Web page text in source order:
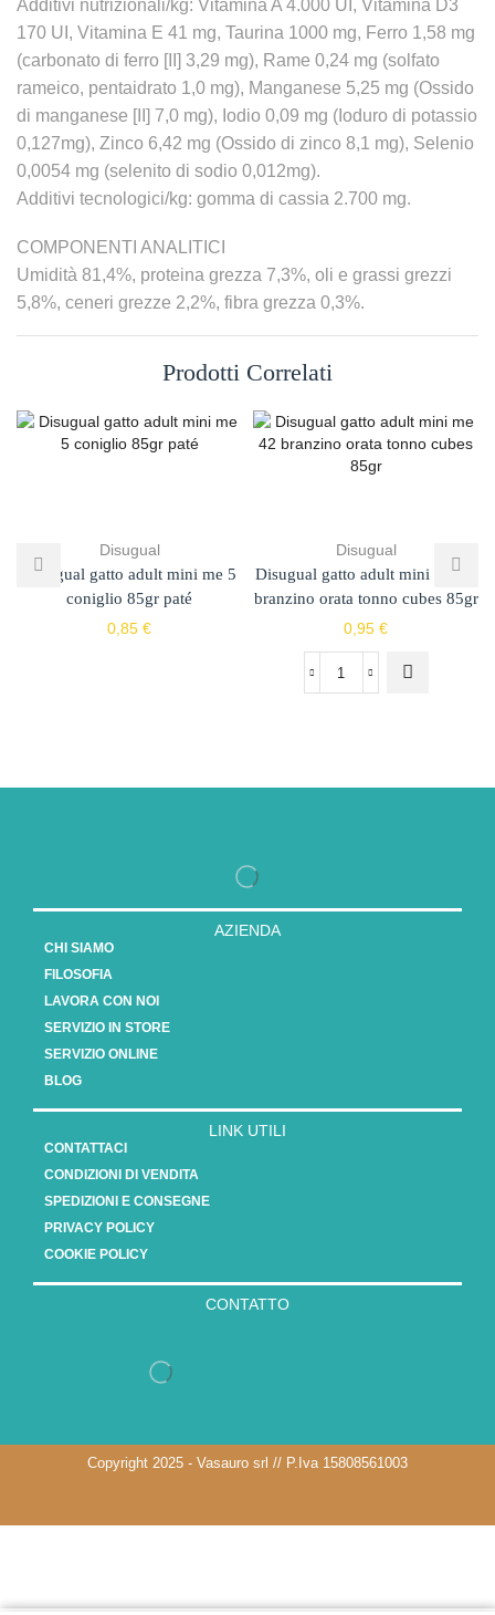
Additivi nutrizionali/kg: Vitamina A 4.000 UI, Vitamina D3
170 UI, Vitamina E 41 mg, Taurina 1000 mg, Ferro 1,58 mg
(carbonato di ferro [II] 3,29 mg), Rame 0,24 mg (solfato
rameico, pentaidrato 1,0 mg), Manganese 5,25 mg (Ossido
di manganese [II] 7,0 mg), Iodio 0,09 mg (Ioduro di potassio
0,127mg), Zinco 6,42 mg (Ossido di zinco 8,1 mg), Selenio
0,0054 mg (selenito di sodio 0,012mg).
Additivi tecnologici/kg: gomma di cassia 2.700 mg.
COMPONENTI ANALITICI
Umidità 81,4%, proteina grezza 7,3%, oli e grassi grezzi
5,8%, ceneri grezze 2,2%, fibra grezza 0,3%.
Prodotti Correlati
Disugual
Disugual gatto adult mini me 5
coniglio 85gr paté
0,85 €
Disugual
Disugual gatto adult mini me 42
branzino orata tonno cubes 85gr
0,95 €
AZIENDA
CHI SIAMO
FILOSOFIA
LAVORA CON NOI
SERVIZIO IN STORE
SERVIZIO ONLINE
BLOG
LINK UTILI
CONTATTACI
CONDIZIONI DI VENDITA
SPEDIZIONI E CONSEGNE
PRIVACY POLICY
COOKIE POLICY
CONTATTO
Copyright 2025 - Vasauro srl // P.Iva 15808561003